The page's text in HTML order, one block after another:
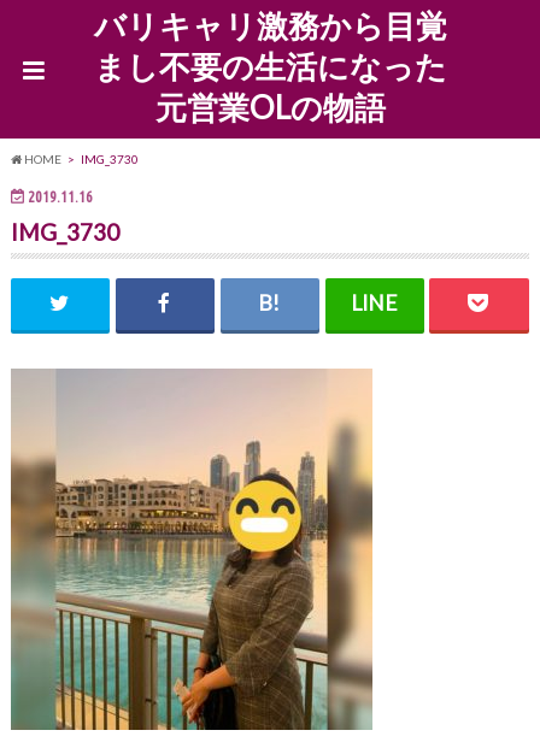
バリキャリ激務から目覚
まし不要の生活になった
元営業OLの物語
HOME IMG_3730
2019.11.16
IMG_3730